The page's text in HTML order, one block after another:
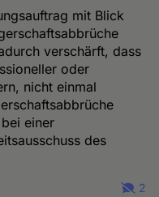
mit Blick
verschärft, dass
oder
nicht einmal
einer
des
2